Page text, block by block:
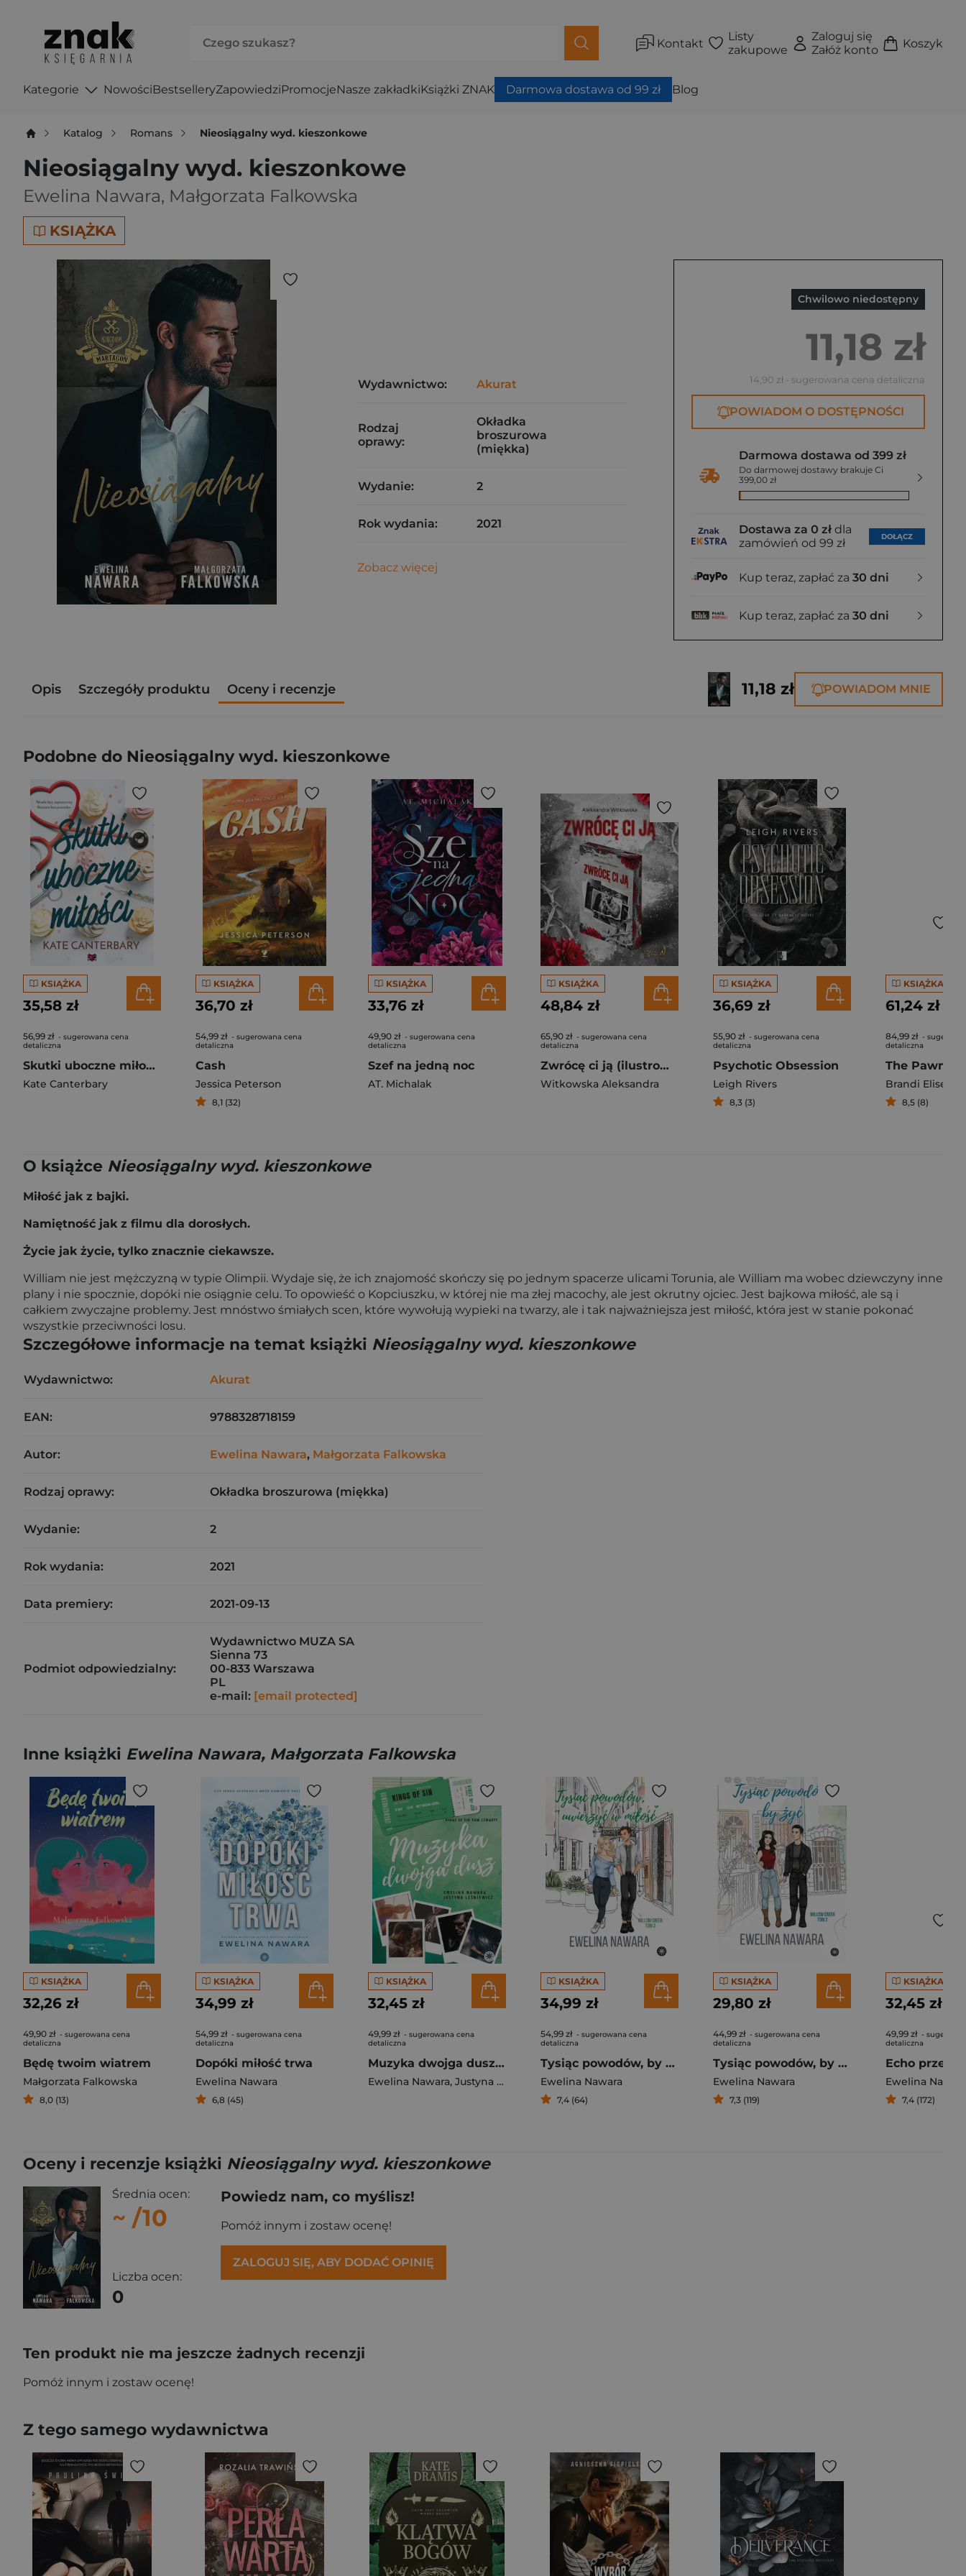
Kontakt
Listy
zakupowe
Zaloguj się
Załóż konto
Koszyk
Kategorie NowościBestselleryZapowiedziPromocjeNasze zakładkiKsiążki ZNAK Darmowa dostawa od 99 zł Blog
Katalog Romans Nieosiągalny wyd. kieszonkowe
Nieosiągalny wyd. kieszonkowe
Ewelina Nawara, Małgorzata Falkowska
KSIĄŻKA
Chwilowo niedostępny
11,18 zł
14,90 zł - sugerowana cena detaliczna
POWIADOM O DOSTĘPNOŚCI
Darmowa dostawa od 399 zł
Do darmowej dostawy brakuje Ci
399,00 zł
Dostawa za 0 zł dla
zamówień od 99 zł
DOŁĄCZ
Kup teraz, zapłać za 30 dni
Kup teraz, zapłać za 30 dni
Wydawnictwo: Akurat
Rodzaj
oprawy:
Okładka
broszurowa
(miękka)
Wydanie: 2
Rok wydania: 2021
Zobacz więcej
Opis Szczegóły produktu Oceny i recenzje 11,18 zł POWIADOM MNIE
Podobne do Nieosiągalny wyd. kieszonkowe
KSIĄŻKA
35,58 zł
56,99 zł - sugerowana cena
detaliczna
Skutki uboczne miłości
Kate Canterbary
KSIĄŻKA
36,70 zł
54,99 zł - sugerowana cena
detaliczna
Cash
Jessica Peterson
8,1 (32)
KSIĄŻKA
33,76 zł
49,90 zł - sugerowana cena
detaliczna
Szef na jedną noc
AT. Michalak
KSIĄŻKA
48,84 zł
65,90 zł - sugerowana cena
detaliczna
Zwrócę ci ją (ilustrowane brzegi)
Witkowska Aleksandra
KSIĄŻKA
36,69 zł
55,90 zł - sugerowana cena
detaliczna
Psychotic Obsession
Leigh Rivers
8,3 (3)
KSIĄŻKA
61,24 zł
84,99 zł -
detaliczna
Brandi Elise
8,5 (8)
O książce Nieosiągalny wyd. kieszonkowe
Miłość jak z bajki.
Namiętność jak z filmu dla dorosłych.
Życie jak życie, tylko znacznie ciekawsze.
William nie jest mężczyzną w typie Olimpii. Wydaje się, że ich znajomość skończy się po jednym spacerze ulicami Torunia, ale William ma wobec dziewczyny inne
plany i nie spocznie, dopóki nie osiągnie celu. To opowieść o Kopciuszku, w której nie ma złej macochy, ale jest okrutny ojciec. Jest bajkowa miłość, ale są i
całkiem zwyczajne problemy. Jest mnóstwo śmiałych scen, które wywołują wypieki na twarzy, ale i tak najważniejsza jest miłość, która jest w stanie pokonać
wszystkie przeciwności losu.
Szczegółowe informacje na temat książki Nieosiągalny wyd. kieszonkowe
Wydawnictwo: Akurat
EAN: 9788328718159
Autor: Ewelina Nawara, Małgorzata Falkowska
Rodzaj oprawy: Okładka broszurowa (miękka)
Wydanie: 2
Rok wydania: 2021
Data premiery: 2021-09-13
Podmiot odpowiedzialny:
Wydawnictwo MUZA SA
Sienna 73
00-833 Warszawa
PL
e-mail: [email protected]
Inne książki Ewelina Nawara, Małgorzata Falkowska
KSIĄŻKA
32,26 zł
49,90 zł - sugerowana cena
detaliczna
Będę twoim wiatrem
Małgorzata Falkowska
8,0 (13)
KSIĄŻKA
34,99 zł
54,99 zł - sugerowana cena
detaliczna
Dopóki miłość trwa
Ewelina Nawara
6,8 (45)
KSIĄŻKA
32,45 zł
49,99 zł - sugerowana cena
detaliczna
Muzyka dwojga dusz wyd. 2024
Ewelina Nawara, Justyna Leśniewicz
KSIĄŻKA
34,99 zł
54,99 zł - sugerowana cena
detaliczna
Tysiąc powodów, by uwierzyć w miłość
Ewelina Nawara
7,4 (64)
KSIĄŻKA
29,80 zł
44,99 zł - sugerowana cena
detaliczna
Tysiąc powodów, by żyć
Ewelina Nawara
7,3 (119)
KSIĄŻKA
32,45 zł
49,99 zł -
detaliczna
Echo
Ewelina
7,4 (172)
Oceny i recenzje książki Nieosiągalny wyd. kieszonkowe
Średnia ocen:
~ /10
Liczba ocen:
0
Powiedz nam, co myślisz!
Pomóż innym i zostaw ocenę!
ZALOGUJ SIĘ, ABY DODAĆ OPINIĘ
Ten produkt nie ma jeszcze żadnych recenzji
Pomóż innym i zostaw ocenę!
Z tego samego wydawnictwa